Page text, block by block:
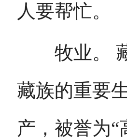
人要帮忙。
牧业。 藏
藏族的重要
产，被誉为